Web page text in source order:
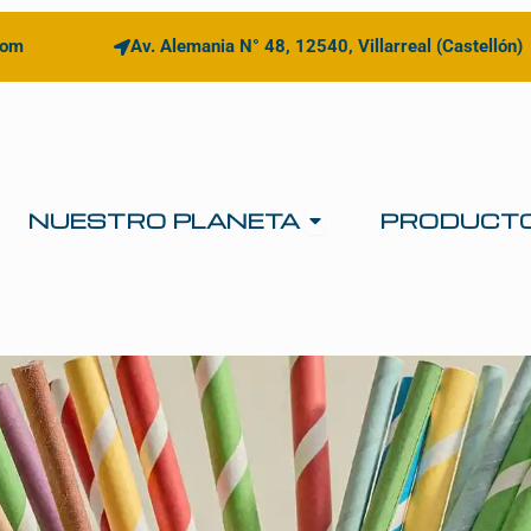
Av. Alemania N° 48, 12540, Villarreal (Castellón)
NUESTRO PLANETA Open NUESTRO